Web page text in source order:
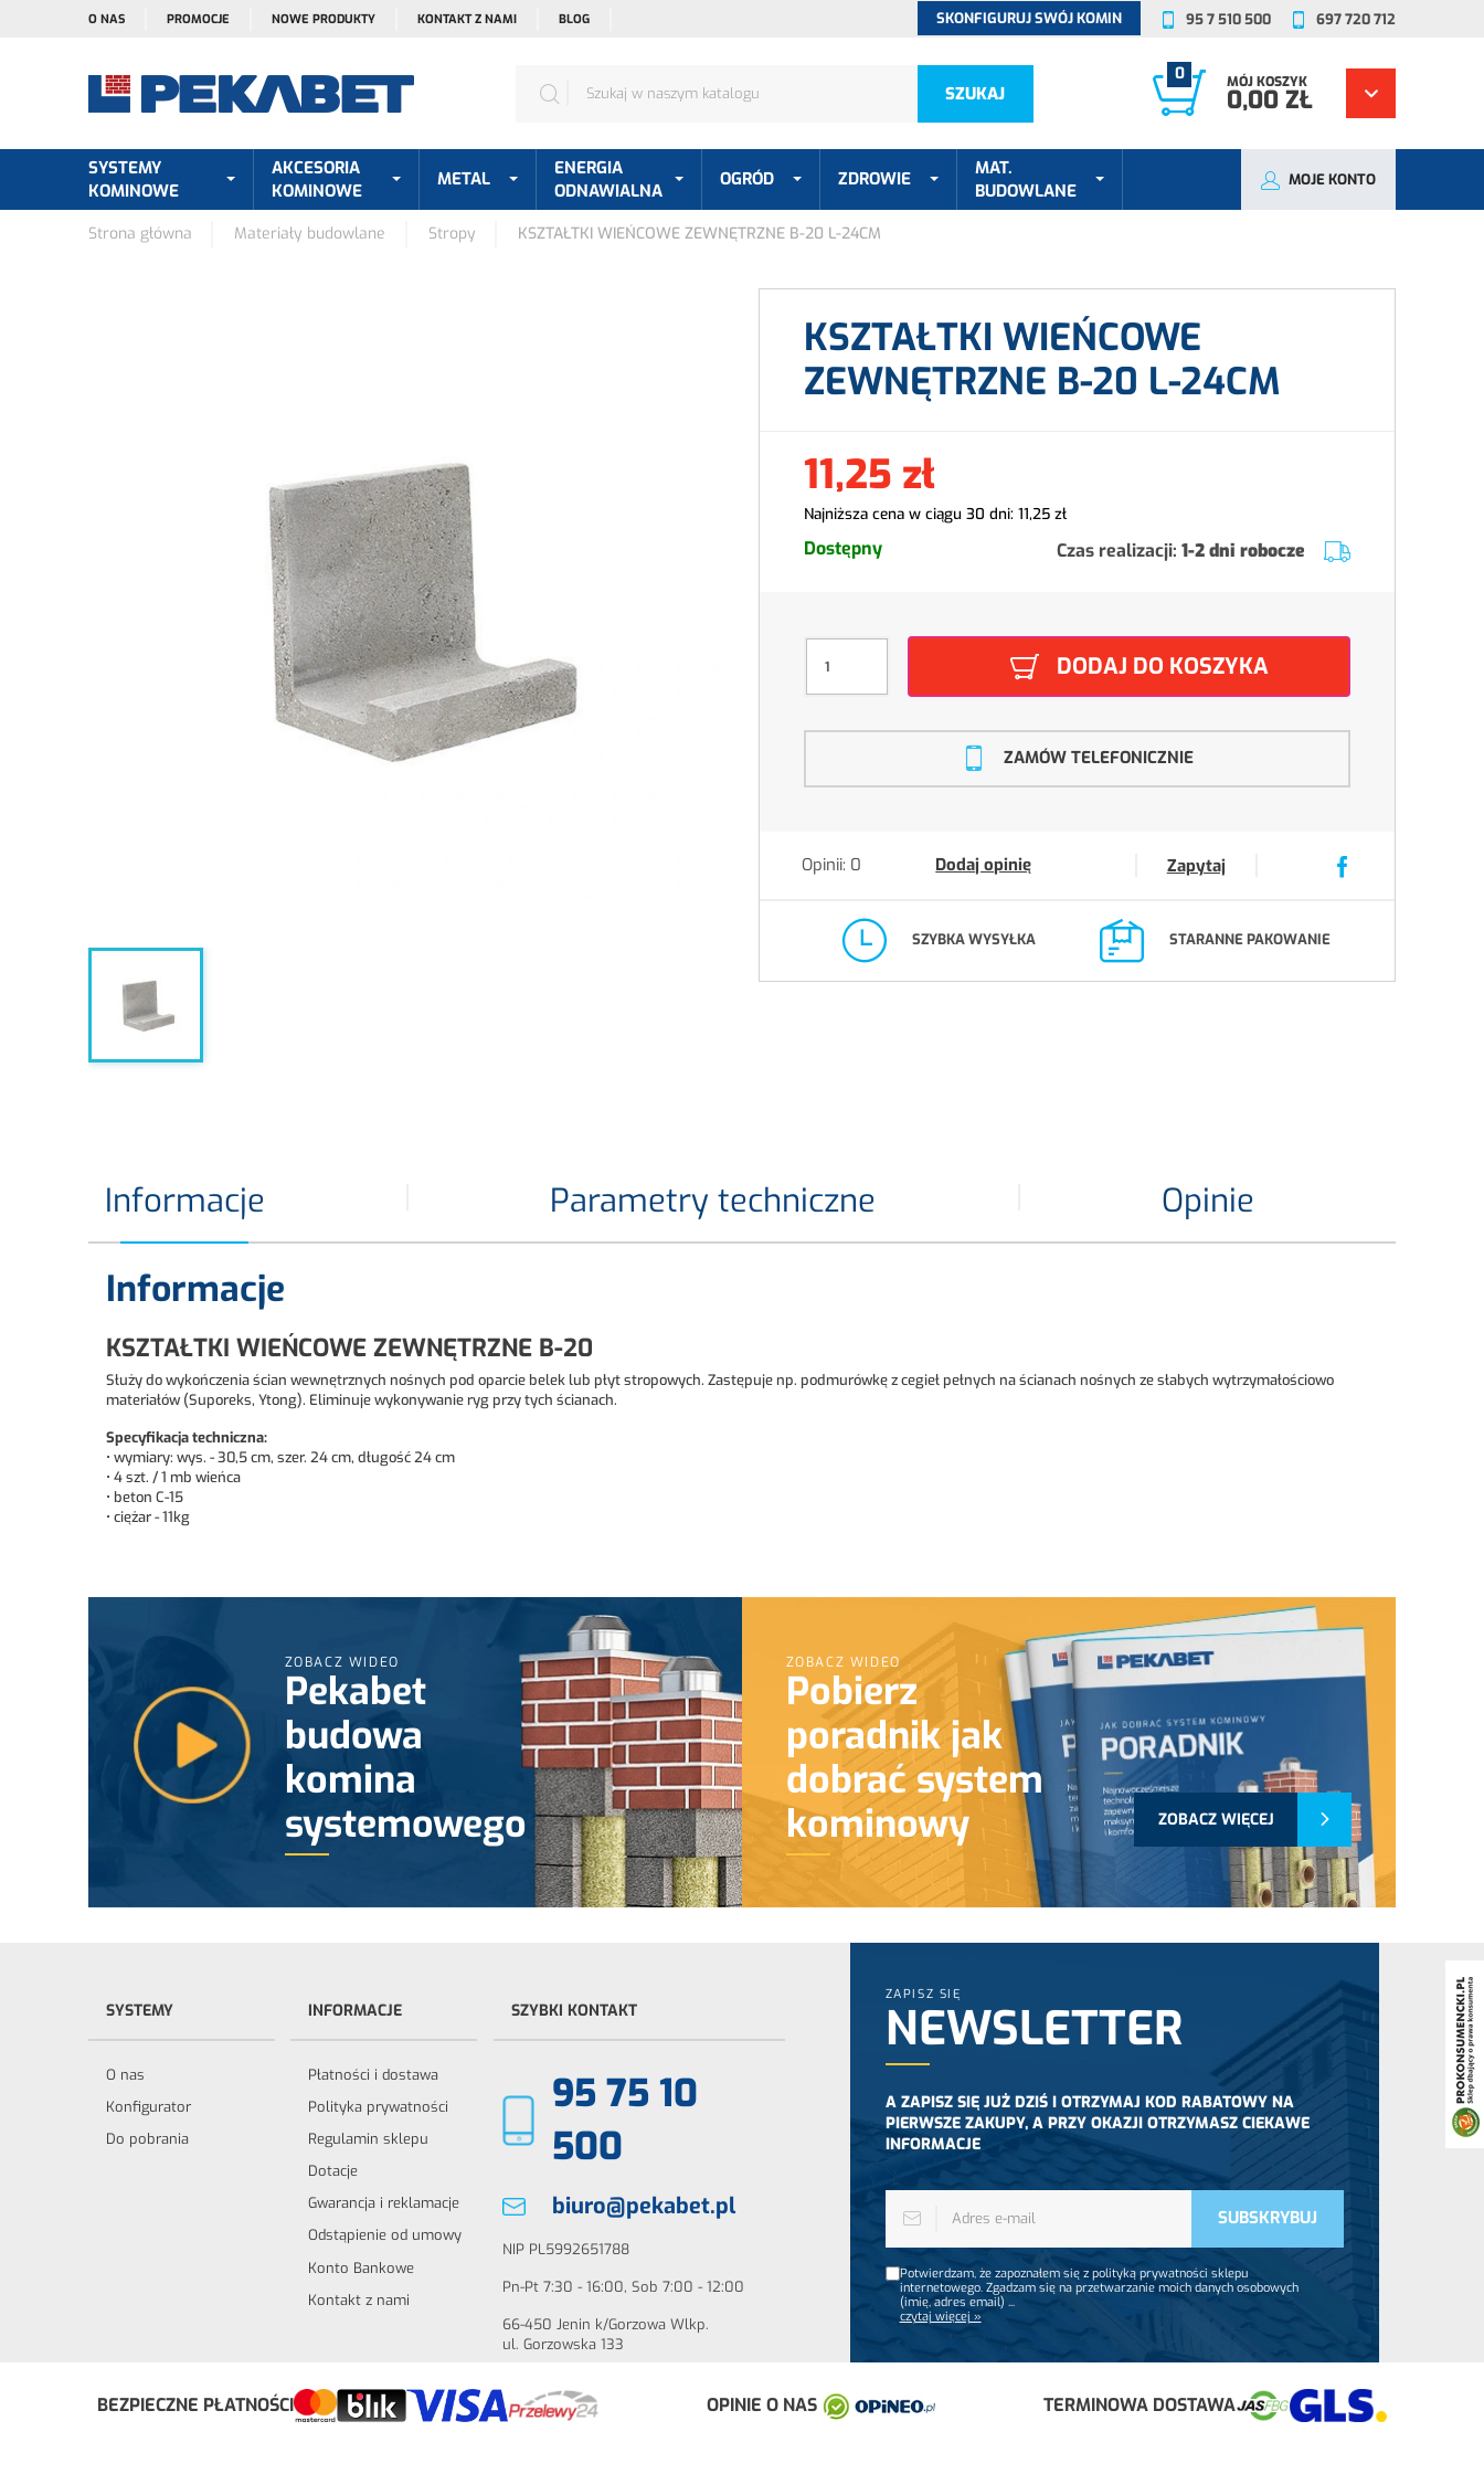
O NAS PROMOCJE NOWE PRODUKTY KONTAKT Z NAMI BLOG SKONFIGURUJ SWÓJ KOMIN 95 7 510 500 697 720 712
SZUKAJ
0 MÓJ KOSZYK
0,00 ZŁ
SYSTEMY
KOMINOWE
AKCESORIA
KOMINOWE
METAL
ENERGIA
ODNAWIALNA
OGRÓD ZDROWIE
MAT.
BUDOWLANE
MOJE KONTO
Strona główna Materiały budowlane Stropy KSZTAŁTKI WIEŃCOWE ZEWNĘTRZNE B-20 L-24CM
KSZTAŁTKI WIEŃCOWE
ZEWNĘTRZNE B-20 L-24CM
11,25 zł
Najniższa cena w ciągu 30 dni: 11,25 zł
Dostępny Czas realizacji: 1-2 dni robocze
DODAJ DO KOSZYKA
ZAMÓW TELEFONICZNIE
Opinii: 0 Dodaj opinię Zapytaj
SZYBKA WYSYŁKA STARANNE PAKOWANIE
Informacje Parametry techniczne Opinie
Informacje
KSZTAŁTKI WIEŃCOWE ZEWNĘTRZNE B-20
Służy do wykończenia ścian wewnętrznych nośnych pod oparcie belek lub płyt stropowych. Zastępuje np. podmurówkę z cegieł pełnych na ścianach nośnych ze słabych wytrzymałościowo
materiałów (Suporeks, Ytong). Eliminuje wykonywanie ryg przy tych ścianach.
Specyfikacja techniczna:
• wymiary: wys. - 30,5 cm, szer. 24 cm, długość 24 cm
• 4 szt. / 1 mb wieńca
• beton C-15
• ciężar - 11kg
ZOBACZ WIDEO
Pekabet
budowa
komina
systemowego
ZOBACZ WIDEO
Pobierz
poradnik jak
dobrać system
kominowy
ZOBACZ WIĘCEJ
SYSTEMY
O nas
Konfigurator
Do pobrania
INFORMACJE
Płatności i dostawa
Polityka prywatności
Regulamin sklepu
Dotacje
Gwarancja i reklamacje
Odstąpienie od umowy
Konto Bankowe
Kontakt z nami
SZYBKI KONTAKT
95 75 10
500
biuro@pekabet.pl
NIP PL5992651788
Pn-Pt 7:30 - 16:00, Sob 7:00 - 12:00
66-450 Jenin k/Gorzowa Wlkp.
ul. Gorzowska 133
Odstąp od umowy tutaj
ZAPISZ SIĘ
NEWSLETTER
A ZAPISZ SIĘ JUŻ DZIŚ I OTRZYMAJ KOD RABATOWY NA
PIERWSZE ZAKUPY, A PRZY OKAZJI OTRZYMASZ CIEKAWE
INFORMACJE
Potwierdzam, że zapoznałem się z polityką prywatności sklepu
internetowego. Zgadzam się na przetwarzanie moich danych osobowych
(imię, adres email) ...
czytaj więcej »
BEZPIECZNE PŁATNOŚCI OPINIE O NAS TERMINOWA DOSTAWA